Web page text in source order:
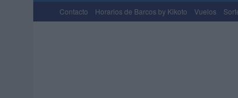
Contacto Horarios de Barcos by Kikoto Vuelos